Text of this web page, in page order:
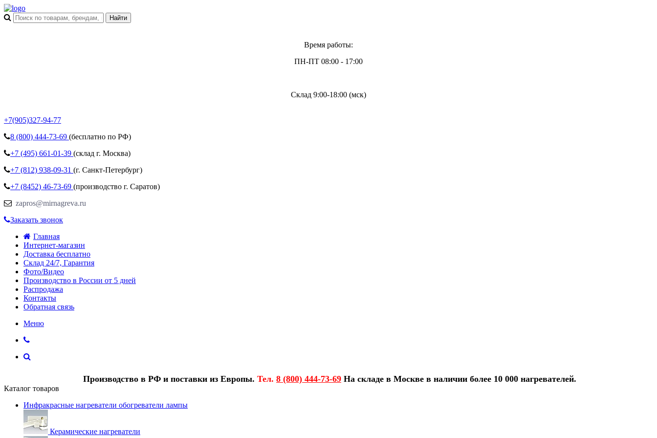
Время работы:
ПН-ПТ 08:00 - 17:00
Склад 9:00-18:00 (мск)
+7(905)327-94-77
8 (800) 444-73-69 (бесплатно по РФ)
+7 (495) 661-01-39 (склад г. Москва)
+7 (812) 938-09-31 (г. Санкт-Петербург)
+7 (8452) 46-73-69 (производство г. Саратов)
zapros@mirnagreva.ru
Заказать звонок
Главная
Интернет-магазин
Доставка бесплатно
Склад 24/7, Гарантия
Фото/Видео
Производство в России от 5 дней
Распродажа
Контакты
Обратная связь
Меню
Производство в РФ и поставки из Европы. Тел. 8 (800) 444-73-69 На складе в Москве в наличии более 10 000 нагревателей.
Каталог товаров
Инфракрасные нагреватели обогреватели лампы
Керамические нагреватели